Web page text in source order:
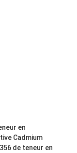
en
Cadmium
de teneur en